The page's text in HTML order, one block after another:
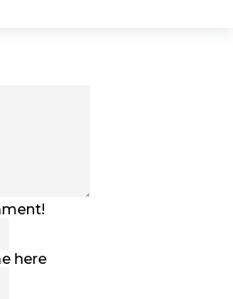
here